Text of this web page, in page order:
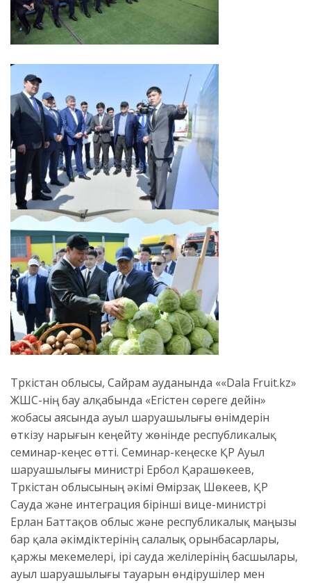
Түркістан облысы, Сайрам ауданында ««Dala Fruit.kz»
ЖШС-нің бау алқабында «Егістен сөреге дейін»
жобасы аясында ауыл шаруашылығы өнімдерін
өткізу нарығын кеңейту жөнінде республикалық
семинар-кеңес өтті. Семинар-кеңеске ҚР Ауыл
шаруашылығы министрі Ербол Қарашөкеев,
Түркістан облысының әкімі Өмірзақ Шөкеев, ҚР
Сауда және интеграция бірінші вице-министрі
Ерлан Баттақов облыс және республикалық маңызы
бар қала әкімдіктерінің салалық орынбасарлары,
қаржы мекемелері, ірі сауда желілерінің басшылары,
ауыл шаруашылығы тауарын өндірушілер мен